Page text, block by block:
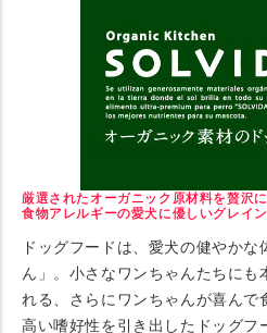
厳選されたオーガニック原材料を贅沢に
食物アレルギーの愛犬に優しいグレイ
ドッグフードは、愛犬の健やか
ん」。小さなワンちゃんたちにも
れる、さらにワンちゃんが喜んで
高い嗜好性を引き出したドッグフ